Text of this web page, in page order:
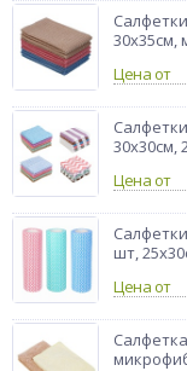
30х35см,
Цена от
30х30см,
Цена от
шт,
Цена от